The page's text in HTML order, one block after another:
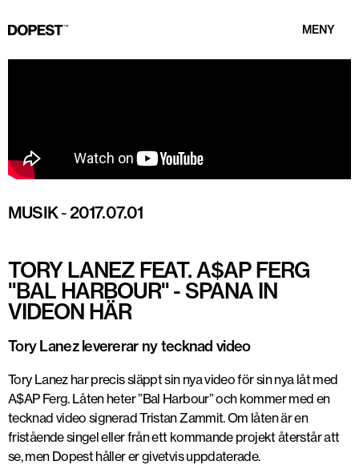
MENY
MUSIK-2017.07.01
TORY LANEZ FEAT. A$AP FERG
"BAL HARBOUR" - SPANA IN
VIDEON HÄR
Tory Lanez levererar ny tecknad video
Tory Lanez har precis släppt sin nya video för sin nya låt med
A$AP Ferg. Låten heter ”Bal Harbour” och kommer med en
tecknad video signerad Tristan Zammit. Om låten är en
fristående singel eller från ett kommande projekt återstår att
se, men Dopest håller er givetvis uppdaterade.